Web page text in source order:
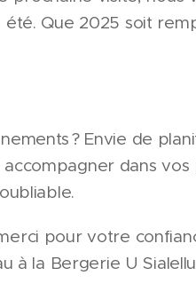
été. Que 2025 soit
? Envie de
dans
pour votre
à la Bergerie U